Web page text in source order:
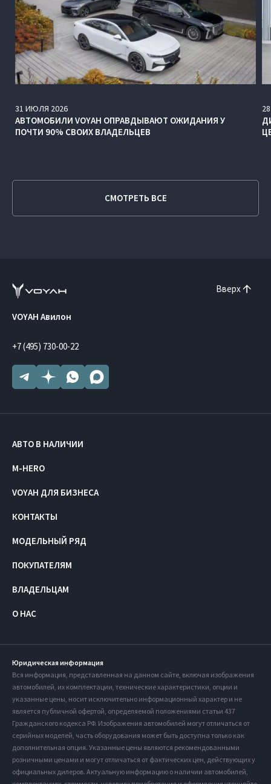
31 ИЮЛЯ 2026
АВТОМОБИЛИ VOYAH ОПРАВДЫВАЮТ ОЖИДАНИЯ У
ПОЧТИ 90% СВОИХ ВЛАДЕЛЬЦЕВ
28
СМОТРЕТЬ ВСЕ
Вверх
VOYAH Авилон
+7 (495) 730-00-22
АВТО В НАЛИЧИИ
M-HERO
VOYAH ДЛЯ БИЗНЕСА
КОНТАКТЫ
МОДЕЛЬНЫЙ РЯД
ПОКУПАТЕЛЯМ
ВЛАДЕЛЬЦАМ
О НАС
Юридическая информация
Вся информация, представленная на данном сайте, включая изображения
автомобилей, их комплектации, технические характеристики, опции и
указанные цены, носит исключительно информационный характер и не
является публичной офертой, определяемой положениями статьи 437
Гражданского кодекса РФ. Изображения автомобилей могут отличаться от
серийных моделей, часть оборудования может быть доступна только как
дополнительная опция. Указанные цены являются рекомендованными
розничными ценами и могут отличаться от фактических цен, действующих у
официальных дилеров. Актуальную информацию о наличии автомобилей,